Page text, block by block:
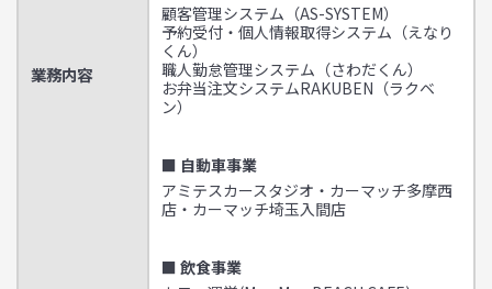
業務内容
顧客管理システム（AS-SYSTEM）
予約受付・個人情報取得システム（えなり
くん）
職人勤怠管理システム（さわだくん）
お弁当注文システムRAKUBEN（ラクベ
ン）
■ 自動車事業
アミテスカースタジオ・カーマッチ多摩西
店・カーマッチ埼玉入間店
■ 飲食事業